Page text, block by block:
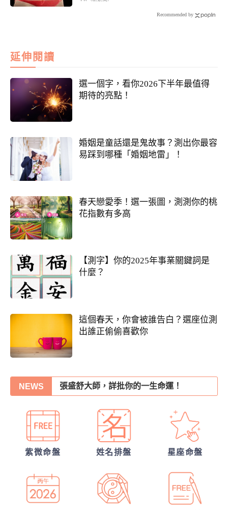
Recommended by
延伸閱讀
選一個字，看你2026下半年最值得
期待的亮點！
婚姻是童話還是鬼故事？測出你最容
易踩到哪種「婚姻地雷」！
春天戀愛季！選一張圖，測測你的桃
花指數有多高
【測字】你的2025年事業關鍵詞是
什麼？
這個春天，你會被誰告白？選座位測
出誰正偷偷喜歡你
NEWS
我們的未來已註定?
他的戀愛意圖全洞悉
我們緣分已盡了嗎？
錢途低迷！如何翻身轉運？揭開你的發財大
你們前世是哪種星宿關係？今生有好結果
紫微命盤 姓名排盤 星座命盤